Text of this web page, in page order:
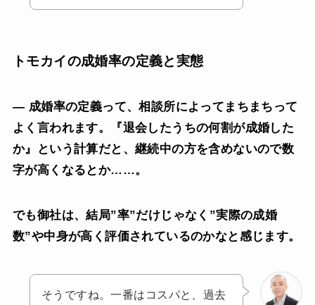
トモカイの成婚率の定義と実態
— 成婚率の定義って、相談所によってまちまちって
よく言われます。『退会したうちの何割が成婚した
か』という計算だと、継続中の方を含めないので数
字が高くなるとか……。
でも御社は、結局”率”だけじゃなく”実際の成婚
数”や中身が高く評価されているのかなと感じます。
そうですね。一番はコスパと、過去